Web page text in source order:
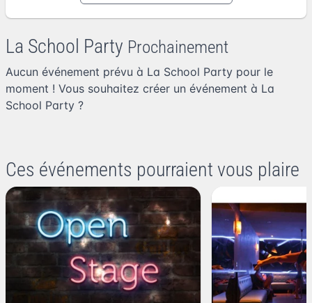
La School Party Prochainement
Aucun événement prévu à La School Party pour le
moment ! Vous souhaitez créer un événement à La
School Party ?
Ces événements pourraient vous plaire